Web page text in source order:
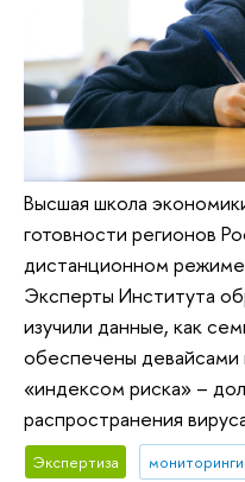
Высшая школа
готовности регионов
дистанционном
Эксперты Института
изучили данные, как
обеспечены девайсами
«индексом риска» –
распространения
Экспертиза мониторинги